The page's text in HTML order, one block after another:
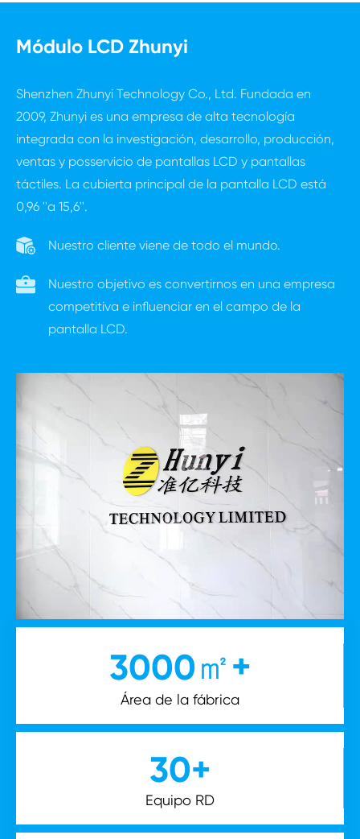
Módulo LCD Zhunyi
Shenzhen Zhunyi Technology Co., Ltd. Fundada en
2009, Zhunyi es una empresa de alta tecnología
integrada con la investigación, desarrollo, producción,
ventas y posservicio de pantallas LCD y pantallas
táctiles. La cubierta principal de la pantalla LCD está
0,96 ''a 15,6''.
Nuestro cliente viene de todo el mundo.
Nuestro objetivo es convertirnos en una empresa
competitiva e influenciar en el campo de la
pantalla LCD.
3000㎡+
Área de la fábrica
30+
Equipo RD